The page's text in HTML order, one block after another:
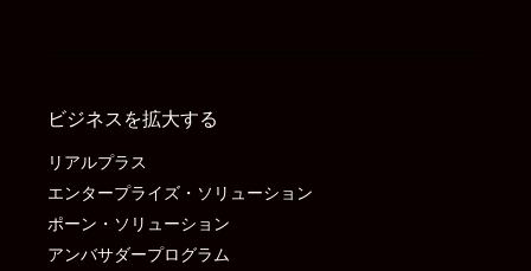
ビジネスを拡大する
リアルプラス
エンタープライズ・ソリューション
ポーン・ソリューション
アンバサダープログラム